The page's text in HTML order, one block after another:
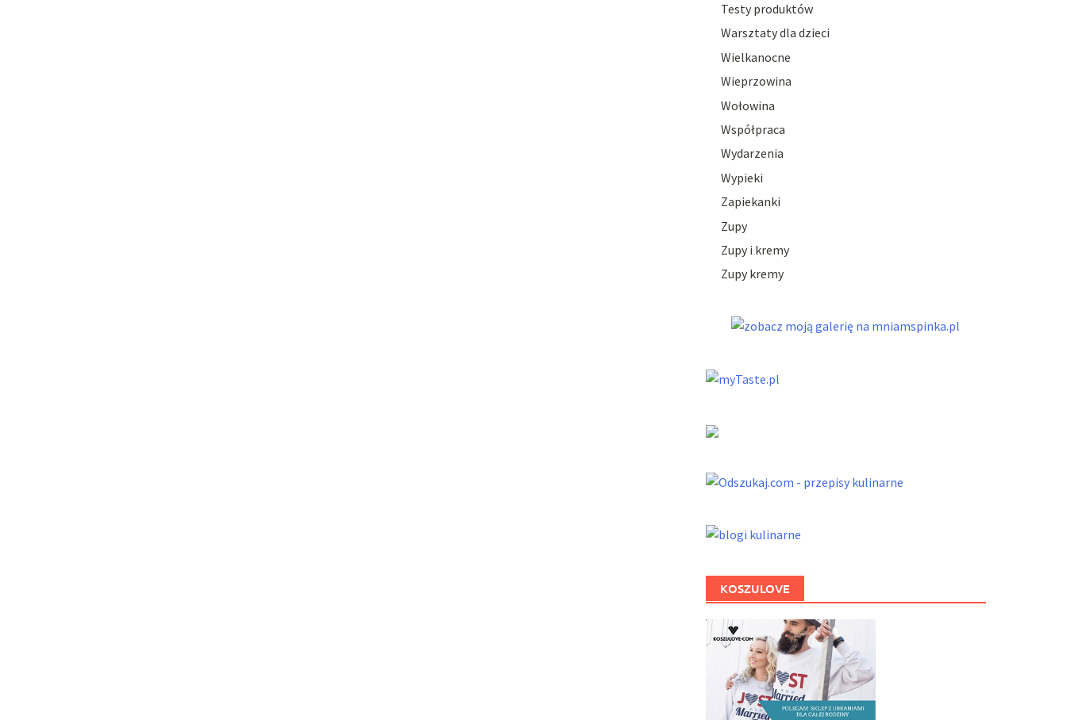
Testy produktów
Warsztaty dla dzieci
Wielkanocne
Wieprzowina
Wołowina
Współpraca
Wydarzenia
Wypieki
Zapiekanki
Zupy
Zupy i kremy
Zupy kremy
KOSZULOVE